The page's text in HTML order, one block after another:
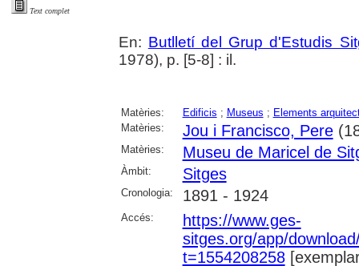
Text complet
En: Butlletí del Grup d'Estudis
1978), p. [5-8] : il.
Matèries: Edificis ; Museus ; Elements
Matèries:
Jou i Francisco, Pere
Matèries: Museu de Maricel de
Àmbit: Sitges
Cronologia: 1891 - 1924
Accés:
https://www.ges-
sitges.org/app/
t=1554208258